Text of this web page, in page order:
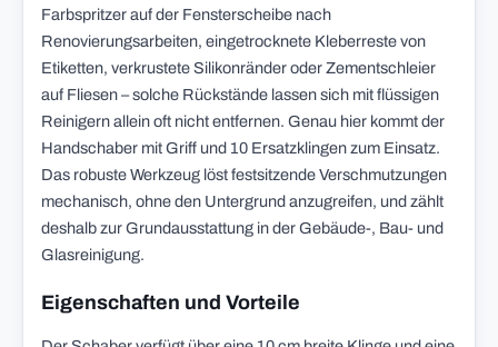
Farbspritzer auf der Fensterscheibe nach
Renovierungsarbeiten, eingetrocknete Kleberreste von
Etiketten, verkrustete Silikonränder oder Zementschleier
auf Fliesen – solche Rückstände lassen sich mit flüssigen
Reinigern allein oft nicht entfernen. Genau hier kommt der
Handschaber mit Griff und 10 Ersatzklingen zum Einsatz.
Das robuste Werkzeug löst festsitzende Verschmutzungen
mechanisch, ohne den Untergrund anzugreifen, und zählt
deshalb zur Grundausstattung in der Gebäude-, Bau- und
Glasreinigung.
Eigenschaften und Vorteile